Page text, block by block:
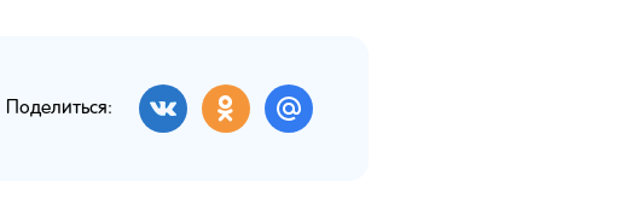
Поделиться: